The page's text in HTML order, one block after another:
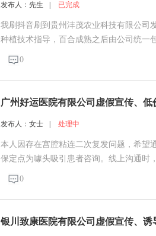
发布人：先生 已完成
我刷抖音刷到贵州沣茂农业科技有限公司
种植技术指导，百合成熟之后由公司统一
面积，最后我定下三亩地的百合种植合
0
广州好运医院有限公司虚假宣传、
发布人：女士 处理中
本人因存在宫腔粘连二次复发问题，希望
保定点为噱头吸引患者咨询。线上沟通时
粘连病情，承诺手术费用很低，初步告
0
银川致康医院有限公司虚假宣传、